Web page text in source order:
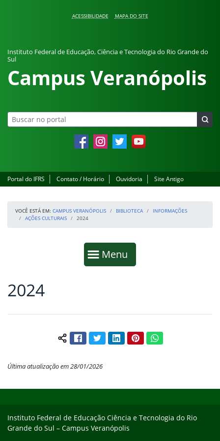
ACESSIBILIDADE MAPA DO SITE
Instituto Federal de Educação, Ciência e Tecnologia do Rio Grande do
Sul
Campus Veranópolis
FacebookInstagramTwitter YouTube
Portal do IFRS Contato / Horário Ouvidoria Site Antigo
VOCÊ ESTÁ EM: CAMPUS VERANÓPOLIS BIBLIOTECA
INFORMAÇÕES
AÇÕES CULTURAIS
2024
Mostrar
Menu
Fim da navegação
Início do conteúdo
2024
Compartilhar conteúdo:
FacebookTwitterLinkedInPinterestWhatsApp
Última atualização em 28/01/2026
Instituto Federal de Educação Ciência e Tecnologia do Rio
Grande do Sul – Campus Veranópolis